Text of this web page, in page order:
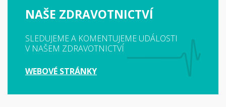
NAŠE ZDRAVOTNICTVÍ
SLEDUJEME A KOMENTUJEME UDÁLOSTI
V NAŠEM ZDRAVOTNICTVÍ
WEBOVÉ STRÁNKY